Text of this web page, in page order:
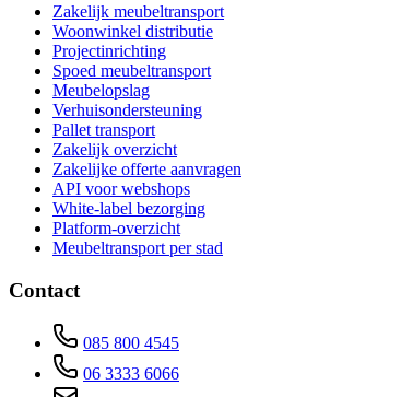
Zakelijk meubeltransport
Woonwinkel distributie
Projectinrichting
Spoed meubeltransport
Meubelopslag
Verhuisondersteuning
Pallet transport
Zakelijk overzicht
Zakelijke offerte aanvragen
API voor webshops
White-label bezorging
Platform-overzicht
Meubeltransport per stad
Contact
085 800 4545
06 3333 6066